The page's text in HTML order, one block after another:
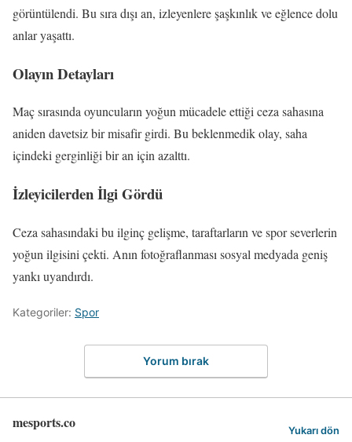
görüntülendi. Bu sıra dışı an, izleyenlere şaşkınlık ve eğlence dolu
anlar yaşattı.
Olayın Detayları
Maç sırasında oyuncuların yoğun mücadele ettiği ceza sahasına
aniden davetsiz bir misafir girdi. Bu beklenmedik olay, saha
içindeki gerginliği bir an için azalttı.
İzleyicilerden İlgi Gördü
Ceza sahasındaki bu ilginç gelişme, taraftarların ve spor severlerin
yoğun ilgisini çekti. Anın fotoğraflanması sosyal medyada geniş
yankı uyandırdı.
Kategoriler: Spor
Yorum bırak
mesports.co Yukarı dön